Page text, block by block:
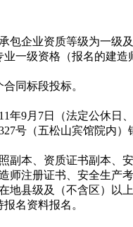
企业资质等级为一级及
级资格（报名的建造
同标段投标。
7日（法定公休日、
（五松山宾馆院内）
本、资质证书副本、安
注册证书、安全生产
县级及（不含区）以上
名资料报名。